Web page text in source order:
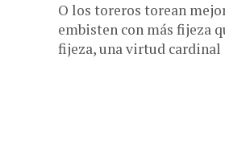
O los toreros torean
embisten con más fijeza
fijeza, una virtud cardinal